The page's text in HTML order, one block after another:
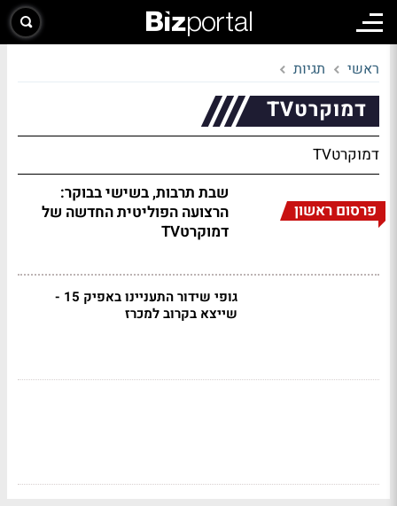
ראשי תגיות
דמוקרטTV
דמוקרטTV
פרסום ראשון
שבת תרבות, בשישי בבוקר:
הרצועה הפוליטית החדשה של
דמוקרטTV
גופי שידור התעניינו באפיק 15 -
שייצא בקרוב למכרז